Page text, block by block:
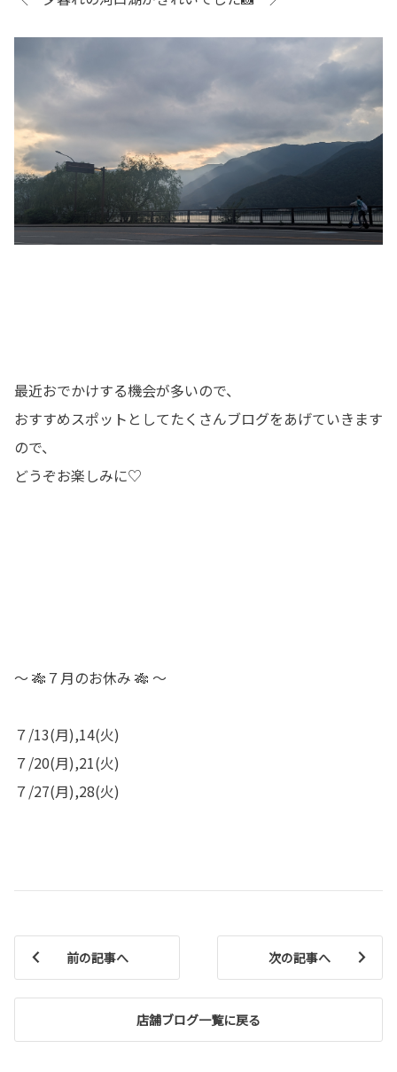
最近おでかけする機会が多いので、
おすすめスポットとしてたくさんブログをあげていきます
ので、
どうぞお楽しみに♡
～ 🎋７月のお休み 🎋 ～
７/13(月),14(火)
７/20(月),21(火)
７/27(月),28(火)
前の記事へ
店舗ブログ一覧に戻る
次の記事へ